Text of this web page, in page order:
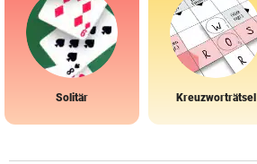
Solitär Kreuzworträtsel